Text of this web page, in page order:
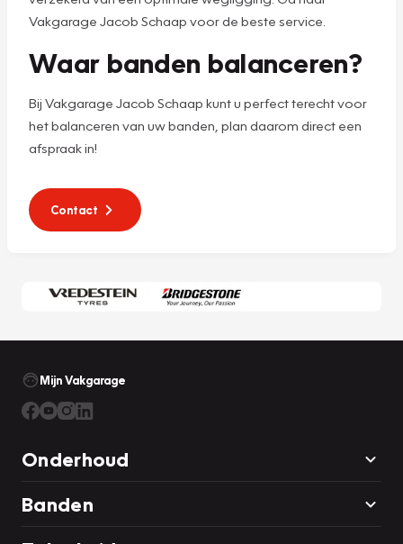
Vakgarage Jacob Schaap voor de beste service.
Waar banden balanceren?
Bij Vakgarage Jacob Schaap kunt u perfect terecht voor
het balanceren van uw banden, plan daarom direct een
afspraak in!
Contact
Mijn Vakgarage
Onderhoud
Banden